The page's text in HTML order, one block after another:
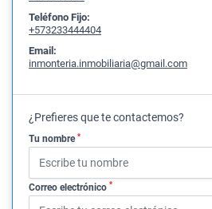
Teléfono Fijo:
+573233444404
Email:
inmonteria.inmobiliaria@gmail.com
¿Prefieres que te contactemos?
Tu nombre *
Correo electrónico *